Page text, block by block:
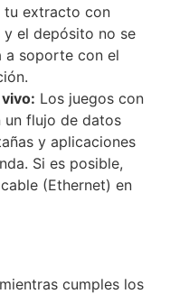
tu extracto con
y el depósito no se
a soporte con el
Los juegos con
un flujo de datos
y aplicaciones
Si es posible,
(Ethernet) en
cumples los